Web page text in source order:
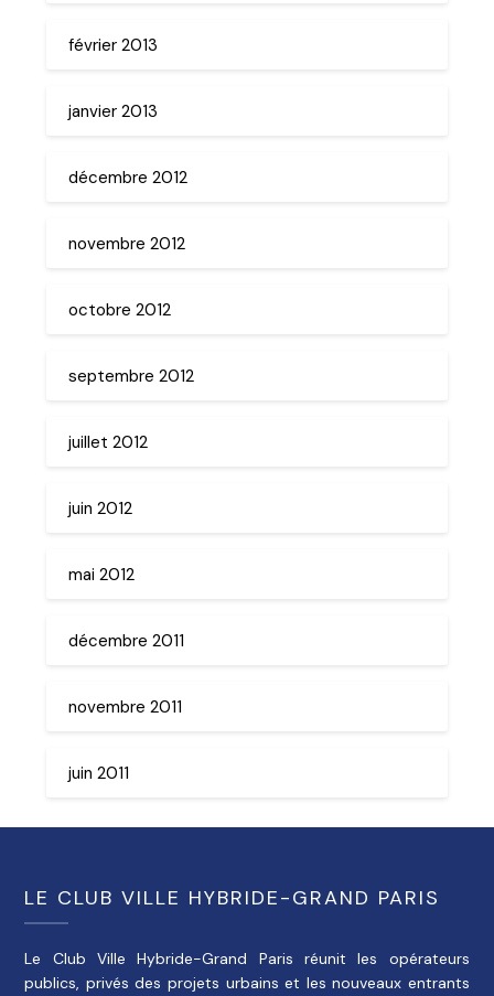
février 2013
janvier 2013
décembre 2012
novembre 2012
octobre 2012
septembre 2012
juillet 2012
juin 2012
mai 2012
décembre 2011
novembre 2011
juin 2011
LE CLUB VILLE HYBRIDE-GRAND PARIS
Le Club Ville Hybride-Grand Paris réunit les opérateurs
publics, privés des projets urbains et les nouveaux entrants